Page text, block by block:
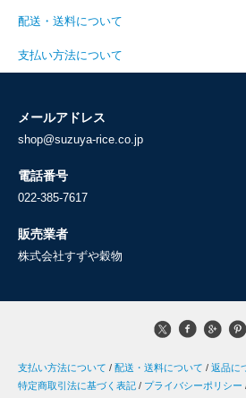
配送・送料について
支払い方法について
メールアドレス
shop@suzuya-rice.co.jp
電話番号
022-385-7617
販売業者
株式会社すずや穀物
支払い方法について / 配送・送料について / 返品に
特定商取引法に基づく表記 / プライバシーポリシー